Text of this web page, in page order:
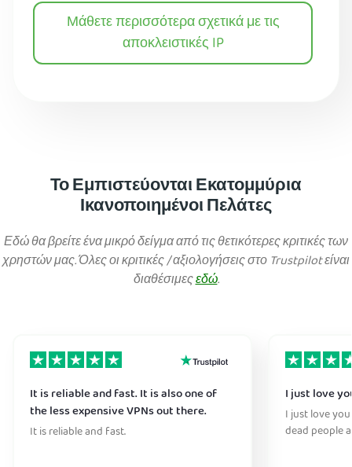
Μάθετε περισσότερα σχετικά με τις
αποκλειστικές IP
Το Εμπιστεύονται Εκατομμύρια
Ικανοποιημένοι Πελάτες
Εδώ θα βρείτε ένα μικρό δείγμα από τις θετικότερες κριτικές των
χρηστών μας. Όλες οι κριτικές / αξιολογήσεις στο Trustpilot είναι
διαθέσιμεςεδώ.
It is reliable and fast. It is also one of
the less expensive VPNs out there.
It is reliable and fast.
I just love
I just love
dead people